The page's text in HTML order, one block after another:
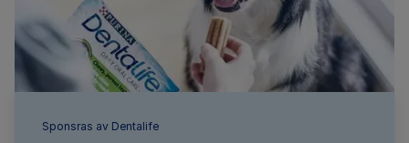
Sponsras av Dentalife